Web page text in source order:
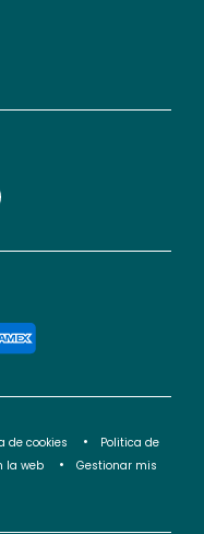
2>.
de cookies
Politica de
la web
Gestionar mis